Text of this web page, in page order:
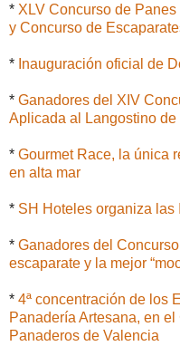
* XLV Concurso de
y Concurso de
* Inauguración oficial de
* Ganadores del XIV
Aplicada al Langostino de
* Gourmet Race, la única
en alta mar
* SH Hoteles organiza las
* Ganadores del
escaparate y la mejor
* 4ª concentración de los
Panadería Artesana, en
Panaderos de Valencia